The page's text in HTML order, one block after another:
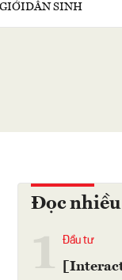
DÂN SINH
Đọc
Đầu tư